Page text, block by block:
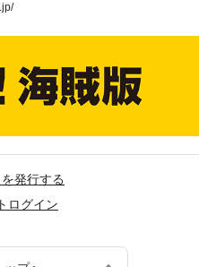
発行する
ログイン